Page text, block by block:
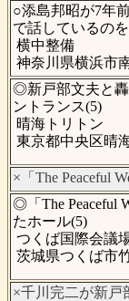
○添島邦昭が7年
で話しているの
横中整備
神奈川県横浜市
◎新戸部文夫と
ントランス(5)
晴海トリトン
東京都中央区晴
×「The Peaceful
◎「The Peaceful
たホール(5)
つくば国際会議
茨城県つくば市
×千川完二が新戸